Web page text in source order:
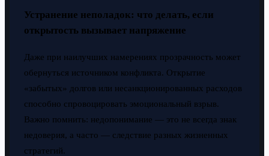
Устранение неполадок: что делать, если
открытость вызывает напряжение
Даже при наилучших намерениях прозрачность может
обернуться источником конфликта. Открытие
«забытых» долгов или несанкционированных расходов
способно спровоцировать эмоциональный взрыв.
Важно помнить: недопонимание — это не всегда знак
недоверия, а часто — следствие разных жизненных
стратегий.